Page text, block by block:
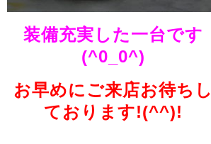
装備充実した一台です
(^0_0^)
お早めにご来店お待ちし
ております!(^^)!